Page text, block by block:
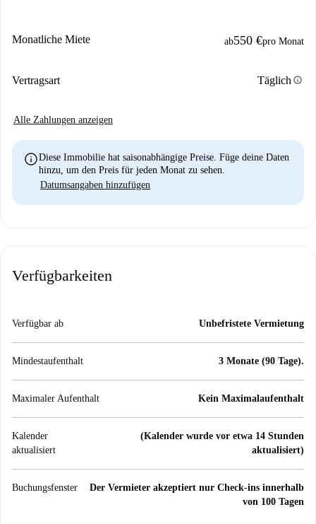
Monatliche Miete ab550 €pro Monat
Vertragsart Täglichinfo
Alle Zahlungen anzeigen
infoDiese Immobilie hat saisonabhängige Preise. Füge deine Daten
hinzu, um den Preis für jeden Monat zu sehen.
Datumsangaben hinzufügen
Verfügbarkeiten
Verfügbar ab Unbefristete Vermietung
Mindestaufenthalt 3 Monate (90 Tage).
Maximaler Aufenthalt Kein Maximalaufenthalt
Kalender
aktualisiert
(Kalender wurde vor etwa 14 Stunden
aktualisiert)
Buchungsfenster
Der Vermieter akzeptiert nur Check-ins innerhalb
von 100 Tagen